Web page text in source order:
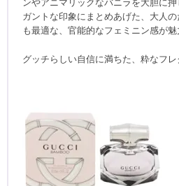
ンやアニマリックなバニラを大胆に
ガントな印象にまとめあげた、大人
も最適な、官能的なフェミニン感が魅
グッチらしい自信に満ちた、粋なフレ